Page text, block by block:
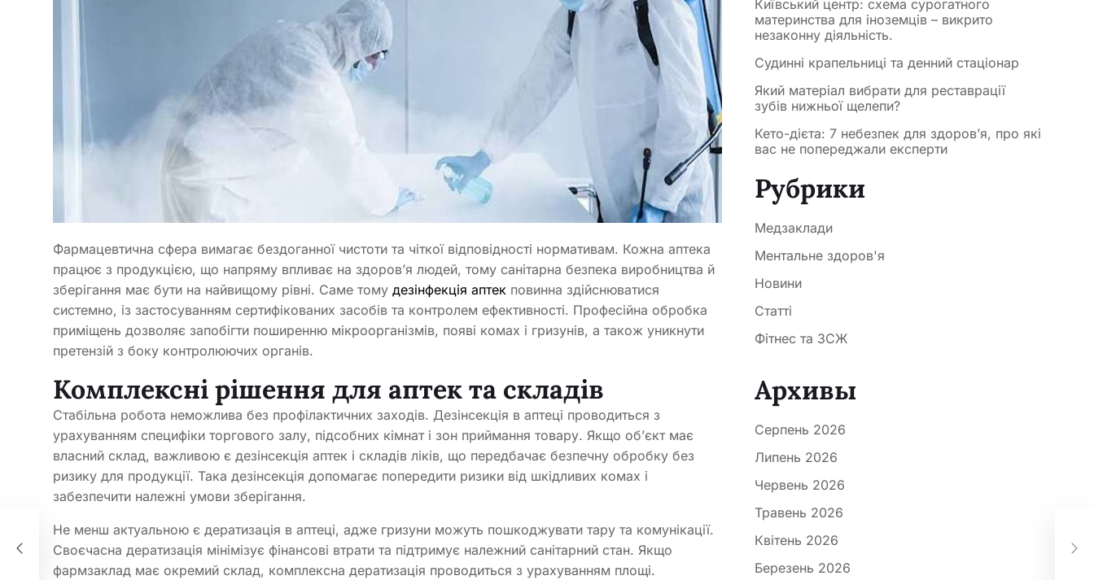
Фармацевтична сфера вимагає бездоганної чистоти та чіткої відповідності нормативам. Кожна аптека
працює з продукцією, що напряму впливає на здоров’я людей, тому санітарна безпека виробництва й
зберігання має бути на найвищому рівні. Саме тому дезінфекція аптек повинна здійснюватися
системно, із застосуванням сертифікованих засобів та контролем ефективності. Професійна обробка
приміщень дозволяє запобігти поширенню мікроорганізмів, появі комах і гризунів, а також уникнути
претензій з боку контролюючих органів.
Комплексні рішення для аптек та складів
Стабільна робота неможлива без профілактичних заходів. Дезінсекція в аптеці проводиться з
урахуванням специфіки торгового залу, підсобних кімнат і зон приймання товару. Якщо об’єкт має
власний склад, важливою є дезінсекція аптек і складів ліків, що передбачає безпечну обробку без
ризику для продукції. Така дезінсекція допомагає попередити ризики від шкідливих комах і
забезпечити належні умови зберігання.
Не менш актуальною є дератизація в аптеці, адже гризуни можуть пошкоджувати тару та комунікації.
Своєчасна дератизація мінімізує фінансові втрати та підтримує належний санітарний стан. Якщо
фармзаклад має окремий склад, комплексна дератизація проводиться з урахуванням площі.
Київський центр: схема сурогатного
материнства для іноземців – викрито
незаконну діяльність.
Судинні крапельниці та денний стаціонар
Який матеріал вибрати для реставрації
зубів нижньої щелепи?
Кето-дієта: 7 небезпек для здоров’я, про які
вас не попереджали експерти
Рубрики
Медзаклади
Ментальне здоров'я
Новини
Статті
Фітнес та ЗСЖ
Архивы
Серпень 2026
Липень 2026
Червень 2026
Травень 2026
Квітень 2026
Березень 2026